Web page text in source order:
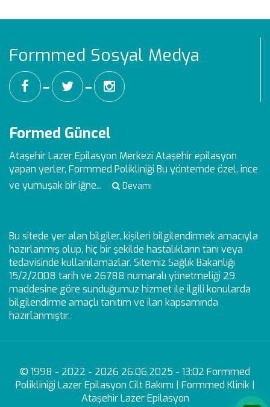
Formmed Sosyal Medya
━ ━
Formed Güncel
Ataşehir Lazer Epilasyon Merkezi Ataşehir epilasyon
yapan yerler, Formmed Polikliniği Bu yöntemde özel, ince
ve yumuşak bir iğne...
Devamı
Bu sitede yer alan bilgiler, kişileri bilgilendirmek amacıyla
hazırlanmış olup, hiç bir şekilde hastalıkların tanı veya
tedavisinde kullanılamazlar. Sitemiz Sağlık Bakanlığı
15/2/2008 tarih ve 26788 numaralı yönetmeliği 29.
maddesine göre sunduğumuz hizmet ile ilgili konularda
bilgilendirme amaçlı tanıtım ve ilan kapsamında
hazırlanmıştır.
© 1998 - 2022 - 2026 26.06.2025 - 13:02 Formmed
Polikliniği Lazer Epilasyon Cilt Bakımı | Formmed Klinik |
Ataşehir Lazer Epilasyon